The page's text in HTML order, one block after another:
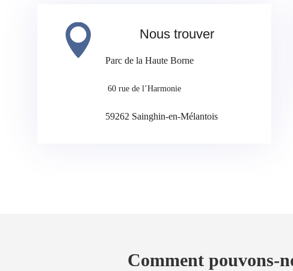
 Nous trouver
Parc de la Haute Borne
60 rue de l’Harmonie
59262 Sainghin-en-Mélantois
Comment pouvons-